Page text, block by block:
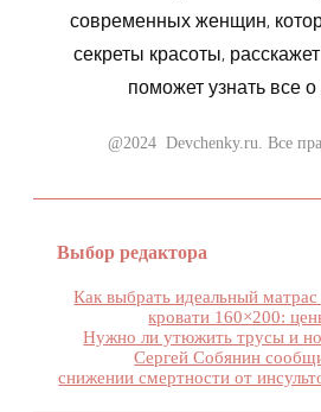
современных женщин,
секреты красоты,
поможет узнать все
@2024 Devchenky.ru. Все
Выбор редактора
Как выбрать идеальный матрас
кровати 160×200:
Нужно ли утюжить трусы и
Сергей Собянин
снижении смертности от